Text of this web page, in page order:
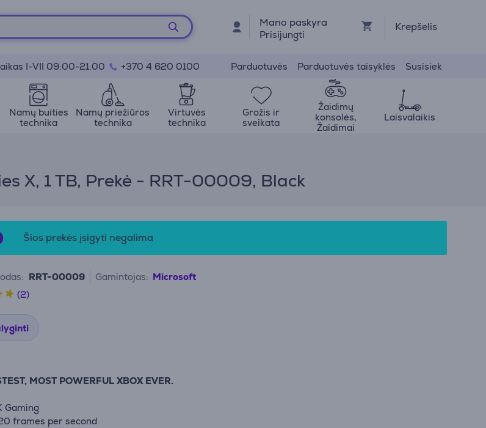
Mano paskyra
Prisijungti
Krepšelis
I-VII 09:00-21:00 +370 4 620 0100 Parduotuvės Parduotuvės taisyklės Susisiek
Namų buities
technika
Namų priežiūros
technika
Virtuvės
technika
Grožis ir
sveikata
Žaidimų
konsolės,
Žaidimai
Laisvalaikis
X, 1 TB, Prekė - RRT-00009, Black
Šios prekės įsigyti negalima
RRT-00009 Gamintojas: Microsoft
(2)
MOST POWERFUL XBOX EVER.
Gaming
frames per second